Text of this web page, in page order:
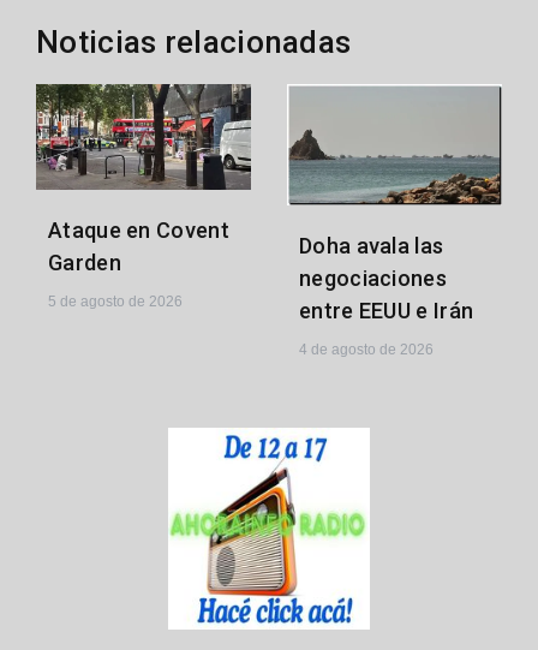
Noticias relacionadas
Ataque en Covent
Garden
5 de agosto de 2026
Doha avala las
negociaciones
entre EEUU e Irán
4 de agosto de 2026